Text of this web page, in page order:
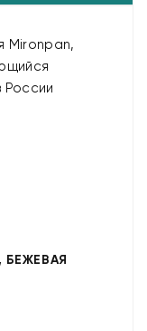
БЕЖЕВАЯ